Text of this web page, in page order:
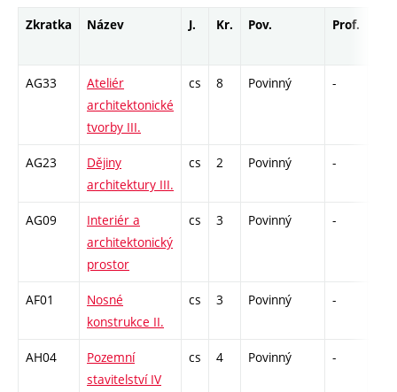
Zkratka Název J. Kr. Pov. Prof.
AG33
Ateliér
architektonické
tvorby III.
cs 8 Povinný -
AG23
Dějiny
architektury III.
cs 2 Povinný -
AG09
Interiér a
architektonický
prostor
cs 3 Povinný -
AF01
Nosné
konstrukce II.
cs 3 Povinný -
AH04
Pozemní
stavitelství IV
cs 4 Povinný -